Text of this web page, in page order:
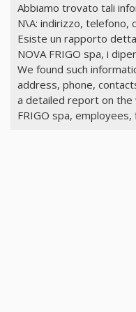
Abbiamo trovato tali
N\A: indirizzo, telefono,
Esiste un rapporto
NOVA FRIGO spa, i
We found such
address, phone,
a detailed report on the
FRIGO spa,